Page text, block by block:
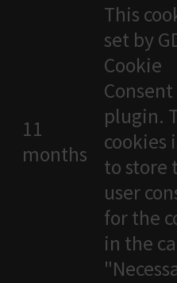
11
months
This
set by
Cookie
Consent
plugin.
cookies
to store
user
for the
in the